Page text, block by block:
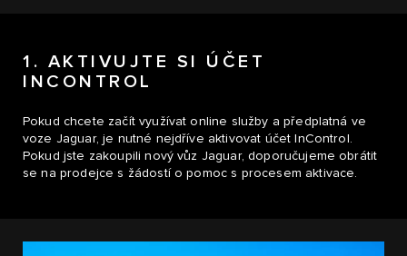
1. AKTIVUJTE SI ÚČET
INCONTROL
Pokud chcete začít využívat online služby a předplatná ve
voze Jaguar, je nutné nejdříve aktivovat účet InControl.
Pokud jste zakoupili nový vůz Jaguar, doporučujeme obrátit
se na prodejce s žádostí o pomoc s procesem aktivace.